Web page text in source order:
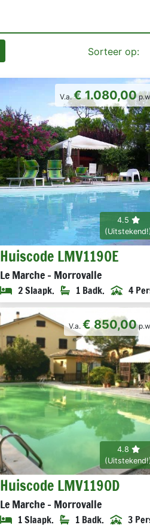
Sorteer op:
V.a.€ 1.080,00
4.5
Huiscode LMV1190E
Le Marche - Morrovalle
2 Slaapk. 1 Badk. 4
V.a.€ 850,00
4.8
Huiscode LMV1190D
Le Marche - Morrovalle
1 Slaapk. 1 Badk. 3